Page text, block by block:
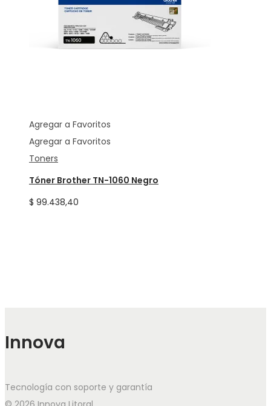
Agregar a Favoritos
Agregar a Favoritos
Toners
Tóner Brother TN-1060 Negro
$ 99.438,40
Innova
Tecnología con soporte y garantía